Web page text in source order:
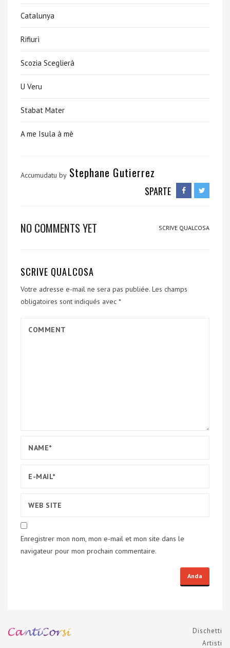
Catalunya
Rifiurì
Scozia Sceglierà
U Veru
Stabat Mater
A me Isula à mè
Accumudatu by Stephane Gutierrez
SPARTE
NO COMMENTS YET SCRIVE QUALCOSA
SCRIVE QUALCOSA
Votre adresse e-mail ne sera pas publiée. Les champs
obligatoires sont indiqués avec *
Enregistrer mon nom, mon e-mail et mon site dans le
navigateur pour mon prochain commentaire.
Dischetti
Artisti